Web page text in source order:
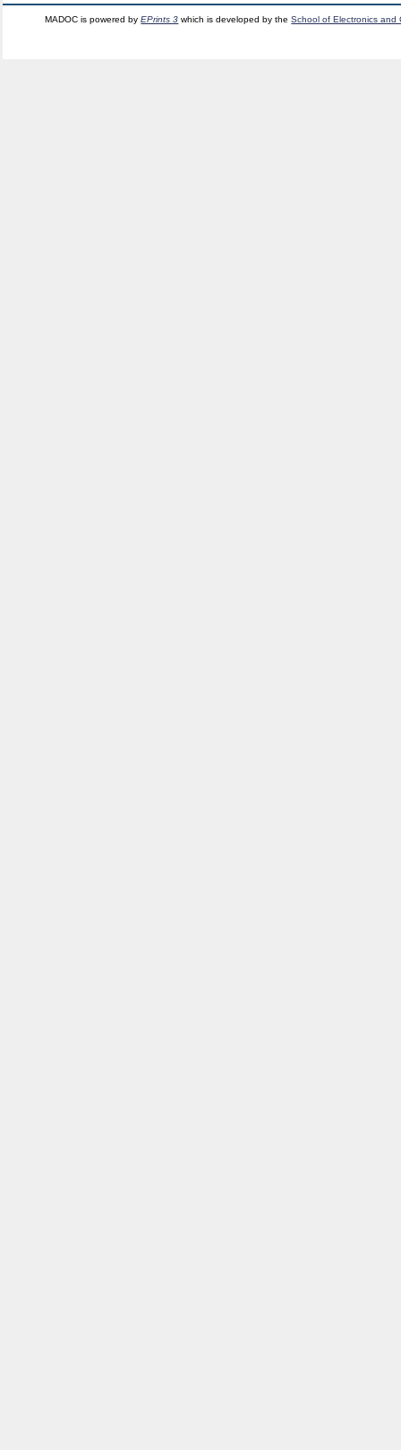
MADOC is powered byEPrints 3 which is developed by theSchool of Electronics and